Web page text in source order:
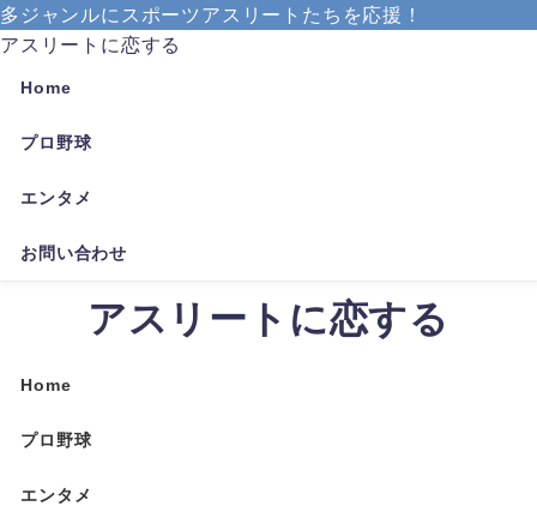
多ジャンルにスポーツアスリートたちを応援！
アスリートに恋する
Home
プロ野球
エンタメ
お問い合わせ
アスリートに恋する
Home
プロ野球
エンタメ